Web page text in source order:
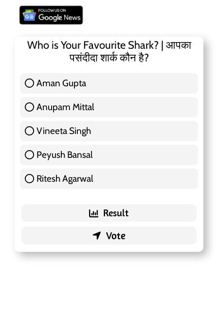
Who is Your Favourite Shark? | आपका
पसंदीदा शार्क कौन है?
Aman Gupta
Anupam Mittal
Vineeta Singh
Peyush Bansal
Ritesh Agarwal